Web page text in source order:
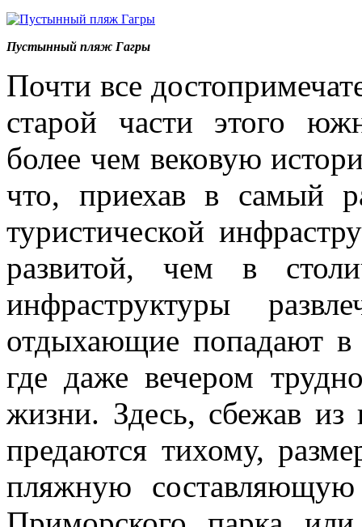
Пустынный пляж Гагры
Почти все
старой части этого
более чем вековую
что, приехав в самый
туристической
развитой, чем в
инфраструктуры
отдыхающие попадают
где даже вечером
жизни. Здесь, сбежав
предаются тихому,
пляжную